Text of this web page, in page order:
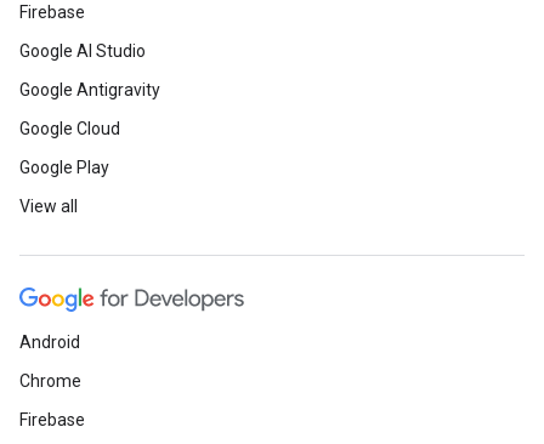
Firebase
Google AI Studio
Google Antigravity
Google Cloud
Google Play
View all
Android
Chrome
Firebase